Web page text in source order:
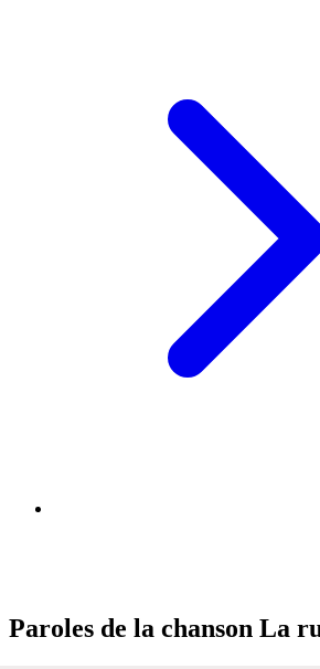
Paroles de la chanson La